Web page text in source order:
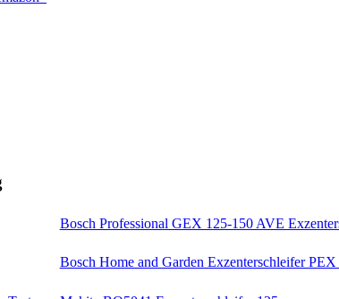
Bosch Professional GEX 125-150 AVE
Bosch Home and Garden Exzenterschleifer